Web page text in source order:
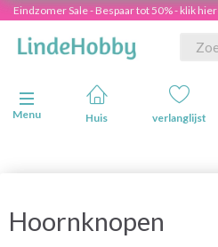
Eindzomer Sale - Bespaar tot 50% - klik hier
Navigatie in-/uitschakelen
Menu
Huis verlanglijst
Hoornknopen